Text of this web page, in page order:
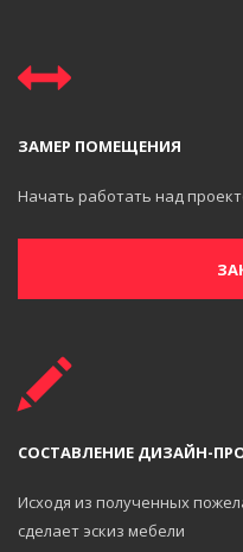
ЗАМЕР ПОМЕЩЕНИЯ
Начать работать над
СОСТАВЛЕНИЕ ДИЗАЙН-
Исходя из полученных
сделает эскиз мебели